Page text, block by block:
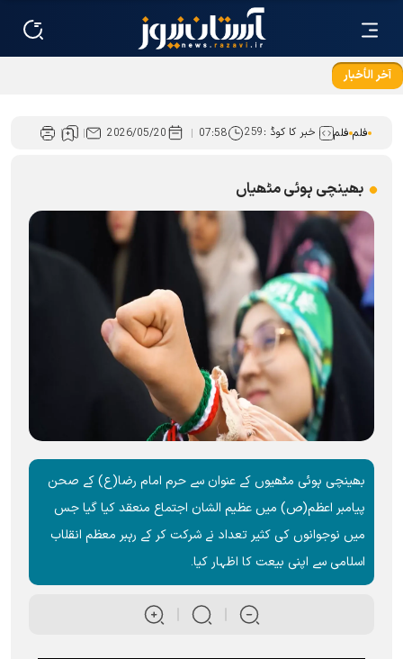
آخر الأخبار
فلم فلم خبر کا کوڈ :259
07:58
2026/05/20
بھینچی ہوئی مٹھیاں
بھینچی ہوئی مٹھیوں کے عنوان سے حرم امام رضا(ع) کے صحن
پیامبر اعظم(ص) میں عظیم الشان اجتماع منعقد کیا گیا جس
میں نوجوانوں کی کثیر تعداد نے شرکت کر کے رہبر معظم انقلاب
اسلامی سے اپنی بیعت کا اظہار کیا۔